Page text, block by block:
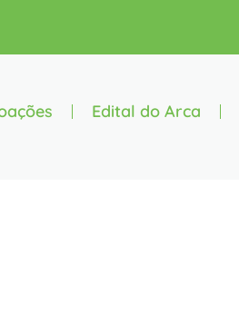
Edital do Arca